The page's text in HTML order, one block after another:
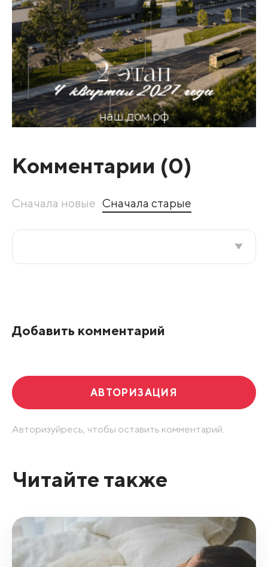
Комментарии (0)
Сначала новые Сначала старые
Добавить комментарий
АВТОРИЗАЦИЯ
Авторизуйресь, чтобы оставить комментарий.
Читайте также